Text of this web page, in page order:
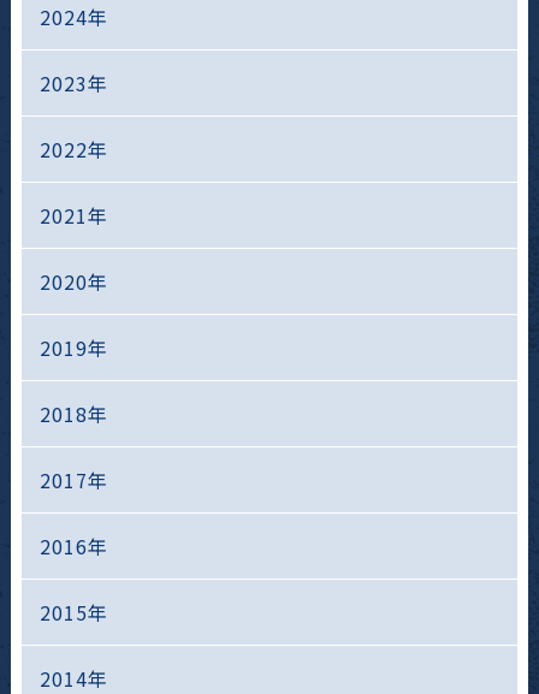
2024年
2023年
2022年
2021年
2020年
2019年
2018年
2017年
2016年
2015年
2014年